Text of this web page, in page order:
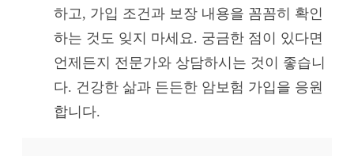
하고, 가입 조건과 보장 내용을 꼼꼼히 확인
하는 것도 잊지 마세요. 궁금한 점이 있다면
언제든지 전문가와 상담하시는 것이 좋습니
다. 건강한 삶과 든든한 암보험 가입을 응원
합니다.